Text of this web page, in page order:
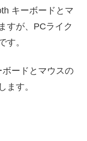
キーボードとマ
すが、PCライク
す。
ードとマウスの
ます。